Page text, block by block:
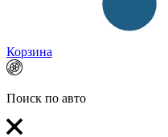
Корзина
Поиск по авто